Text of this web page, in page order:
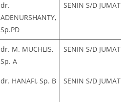
dr.
ADENURSHANTY,
Sp.PD
SENIN S/D JUMAT
dr. M. MUCHLIS,
Sp. A
SENIN S/D JUMAT
dr. HANAFI, Sp. B SENIN S/D JUMAT